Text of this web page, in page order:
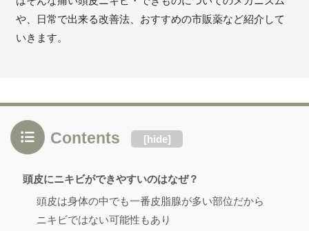
や、日常で出来る改善法、おすすめの市販薬など紹介して
いきます。
Contents [hide]
頭皮にニキビができやすいのはなぜ？
頭皮は身体の中でも一番皮脂腺が多い部位だから
ニキビではない可能性もあり